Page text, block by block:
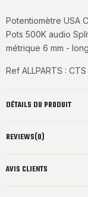
Potentiomètre USA
Pots 500K audio
métrique 6 mm -
Ref ALLPARTS :
DÉTAILS DU PRODUIT
REVIEWS(0)
AVIS CLIENTS